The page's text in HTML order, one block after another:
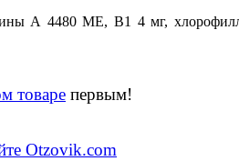
А 4480 МЕ, В1 4 мг,
товаре первым!
Otzovik.com